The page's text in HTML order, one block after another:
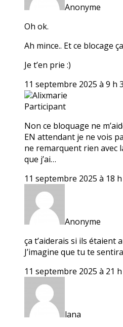
Anonyme
Oh ok.
Ah mince.. Et ce blocage
Je t’en prie :)
11 septembre 2025 à 9 h
Alixmarie
Participant
Non ce bloquage ne
EN attendant je ne vois
ne remarquent rien avec
que j’ai…
11 septembre 2025 à 18
Anonyme
ça t’aiderais si ils étaient
J’imagine que tu te
11 septembre 2025 à 21
lana